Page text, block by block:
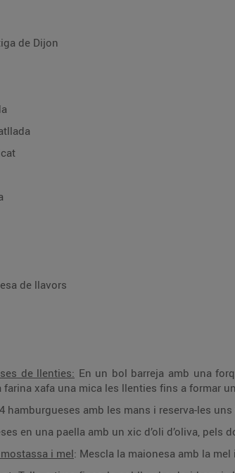
de Dijon
de llavors
de llenties: En un bol barreja amb una
farina xafa una mica les llenties fins a formar
hamburgueses amb les mans i reserva-les
en una paella amb un xic d’oli d’oliva,
i mel: Mescla la maionesa amb la mel